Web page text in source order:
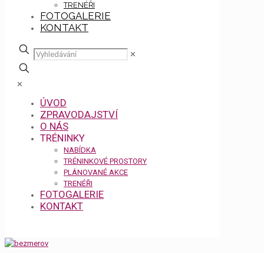
TRENÉŘI
FOTOGALERIE
KONTAKT
✕
✕
ÚVOD
ZPRAVODAJSTVÍ
O NÁS
TRÉNINKY
NABÍDKA
TRÉNINKOVÉ PROSTORY
PLÁNOVANÉ AKCE
TRENÉŘI
FOTOGALERIE
KONTAKT